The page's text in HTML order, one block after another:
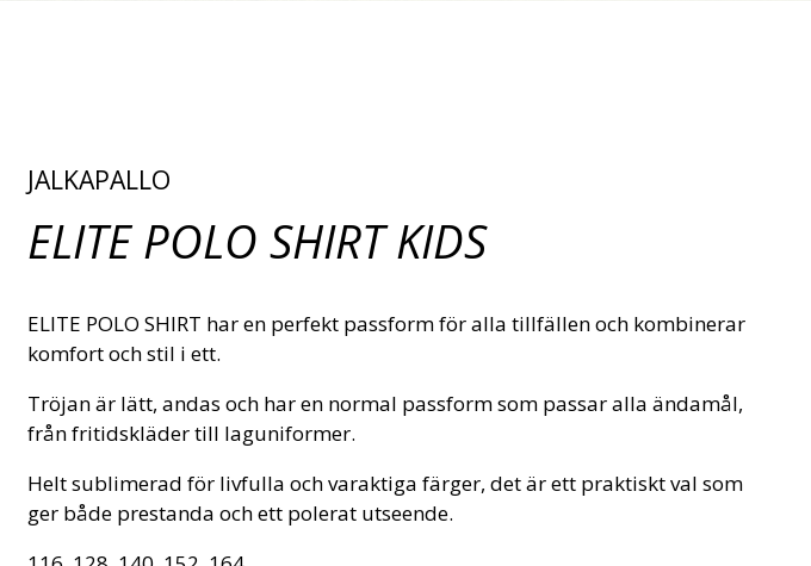
JALKAPALLO
ELITE POLO SHIRT KIDS
ELITE POLO SHIRT har en perfekt passform för alla tillfällen och kombinerar
komfort och stil i ett.
Tröjan är lätt, andas och har en normal passform som passar alla ändamål,
från fritidskläder till laguniformer.
Helt sublimerad för livfulla och varaktiga färger, det är ett praktiskt val som
ger både prestanda och ett polerat utseende.